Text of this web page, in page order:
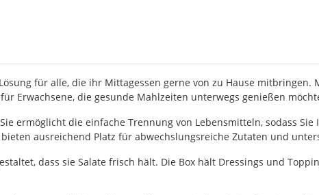
für alle, die ihr Mittagessen gerne von zu Hause
Erwachsene, die gesunde Mahlzeiten unterwegs genießen
ermöglicht die einfache Trennung von Lebensmitteln, sodass
ausreichend Platz für abwechslungsreiche Zutaten und
dass sie Salate frisch hält. Die Box hält Dressings und